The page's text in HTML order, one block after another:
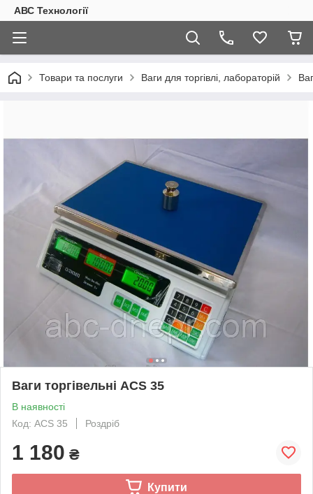
АВС Технології
Товари та послуги Ваги для торгівлі, лабораторій
Ваги торгівельні ACS 35
В наявності
Код: ACS 35
Роздріб
1 180 ₴
Купити